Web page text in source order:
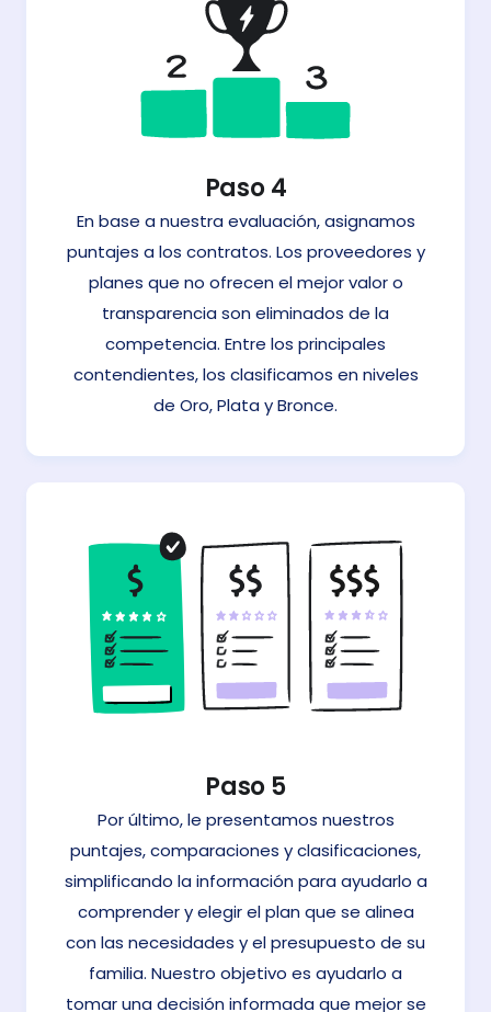
Paso 4
En base a nuestra evaluación, asignamos
puntajes a los contratos. Los proveedores y
planes que no ofrecen el mejor valor o
transparencia son eliminados de la
competencia. Entre los principales
contendientes, los clasificamos en niveles
de Oro, Plata y Bronce.
Paso 5
Por último, le presentamos nuestros
puntajes, comparaciones y clasificaciones,
simplificando la información para ayudarlo a
comprender y elegir el plan que se alinea
con las necesidades y el presupuesto de su
familia. Nuestro objetivo es ayudarlo a
tomar una decisión informada que mejor se